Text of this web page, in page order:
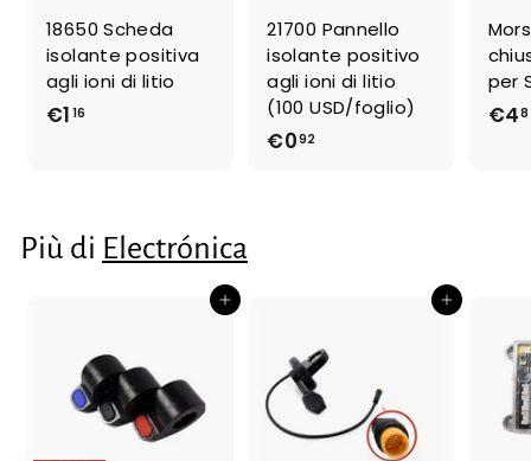
18650 Scheda
isolante positiva
agli ioni di litio
€1 16
6
21700 Pannello
isolante positivo
agli ioni di litio
(100 USD/foglio)
€092
per
€4
Più di Electrónica
Aggiungi al carrello Aggiungi al carrello